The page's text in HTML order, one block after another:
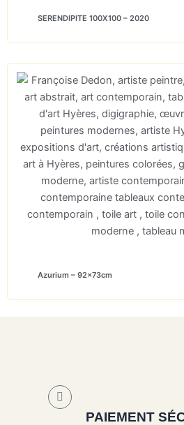
SERENDIPITE 100X100 – 2020
Azurium – 92x73cm
PAIEMENT